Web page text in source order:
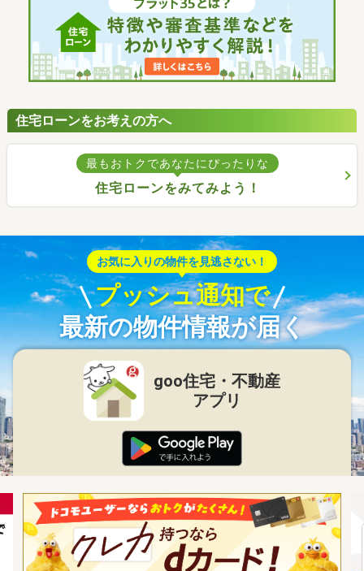
住宅ローンをお考えの方へ
最もおトクであなたにぴったりな
住宅ローンをみてみよう！
お気に入りの物件を見逃さない！
プッシュ通知で
最新の物件情報が届く
goo住宅・不動産
アプリ